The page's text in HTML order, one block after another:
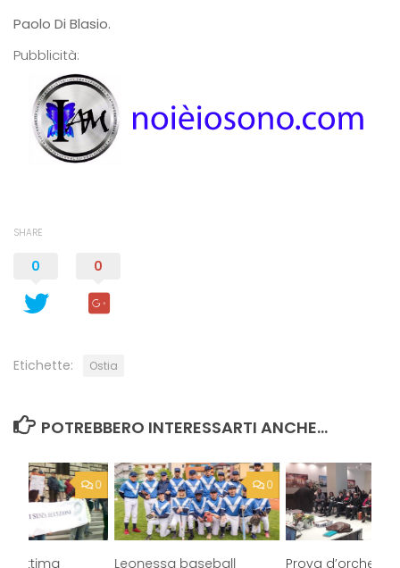
Paolo Di Blasio.
Pubblicità:
SHARE
0 0
Etichette: Ostia
POTREBBERO INTERESSARTI ANCHE...
0
Leonessa baseball
Prova
0
legittima